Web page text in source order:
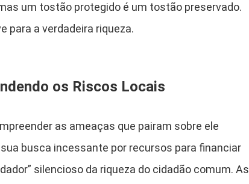
um tostão protegido é um tostão preservado.
para a verdadeira riqueza.
os Riscos Locais
as ameaças que pairam sobre ele
busca incessante por recursos para financiar
silencioso da riqueza do cidadão comum. As